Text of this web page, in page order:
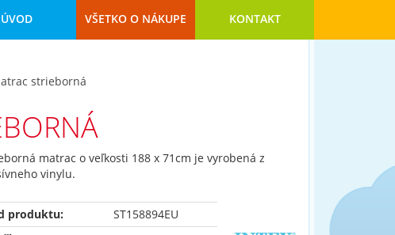
ÚVOD VŠETKO O NÁKUPE KONTAKT
strieborná
matrac o veľkosti 188 x 71cm je vyrobená z
vinylu.
produktu:
ST158894EU